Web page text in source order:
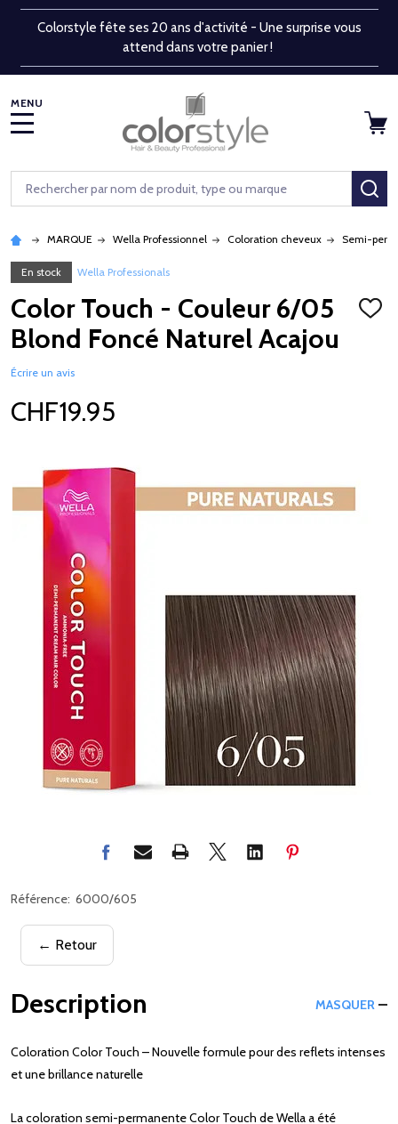
Colorstyle fête ses 20 ans d'activité - Une surprise vous
attend dans votre panier !
Rechercher
MARQUE Wella Professionnel Coloration cheveux Semi-
En stock Wella Professionals
Color Touch - Couleur 6/05
Blond Foncé Naturel Acajou
Écrire un avis
CHF19.95
Référence: 6000/605
← Retour
Description MASQUER
Coloration Color Touch – Nouvelle formule pour des reflets intenses
et une brillance naturelle
La coloration semi-permanente Color Touch de Wella a été